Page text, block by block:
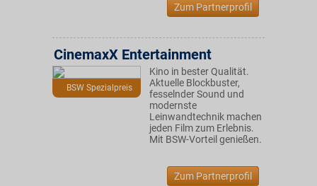
Zum Partnerprofil
BSW Spezialpreis
CinemaxX Entertainment
Kino in bester Qualität.
Aktuelle Blockbuster,
fesselnder Sound und
modernste
Leinwandtechnik machen
jeden Film zum Erlebnis.
Mit BSW-Vorteil genießen.
Zum Partnerprofil